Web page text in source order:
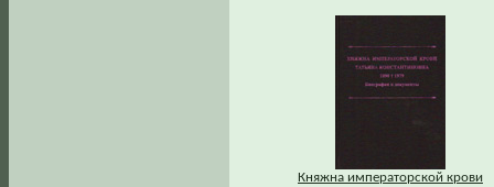
Княжна императорской крови